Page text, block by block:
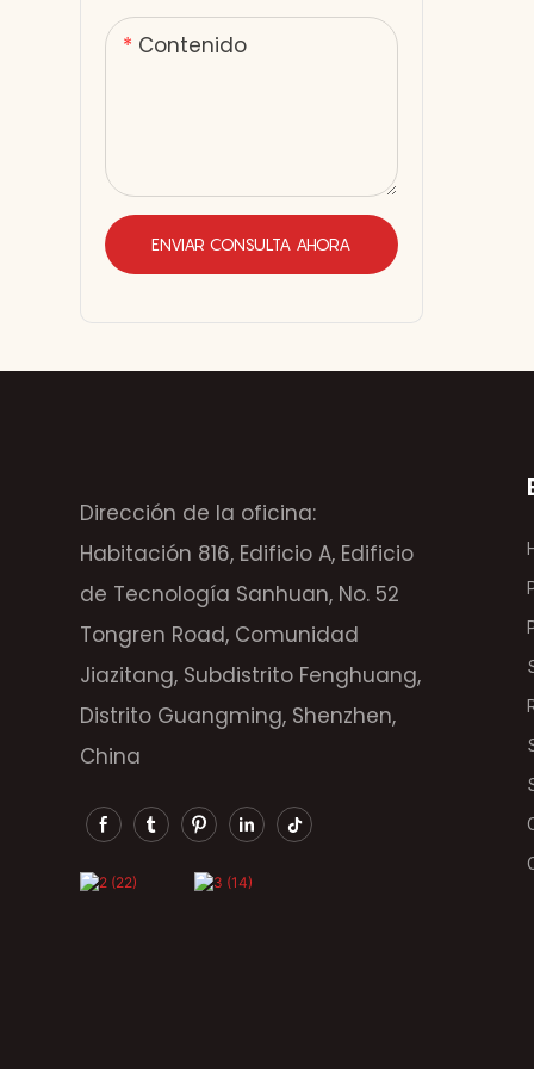
Contenido
ENVIAR CONSULTA AHORA
Dirección de la oficina:
Habitación 816, Edificio A, Edificio
de Tecnología Sanhuan, No. 52
Tongren Road, Comunidad
Jiazitang, Subdistrito Fenghuang,
Distrito Guangming, Shenzhen,
China